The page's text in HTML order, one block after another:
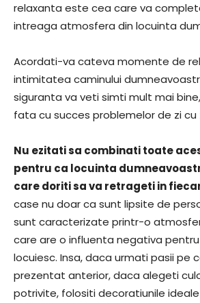
relaxanta este cea care va
intreaga atmosfera din locuinta
Acordati-va cateva momente de
intimitatea caminului
siguranta va veti simti mult mai
fata cu succes problemelor de zi cu
Nu ezitati sa combinati toate
pentru ca locuinta
care doriti sa va retrageti in
case nu doar ca sunt lipsite de
sunt caracterizate printr-o
care are o influenta negativa
locuiesc. Insa, daca urmati pasii pe
prezentat anterior, daca alegeti
potrivite, folositi decoratiunile